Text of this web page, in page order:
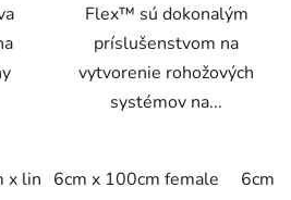
x linm
Flex™ sú dokonalým
príslušenstvom na
vytvorenie rohožových
systémov na...
6cm x 100cm female 6cm